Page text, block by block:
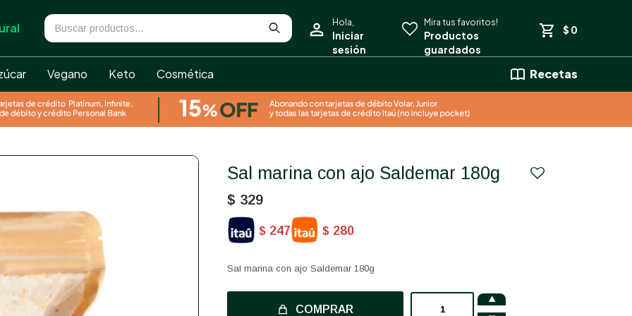
Vegano Keto Cosmética Recetas
$ 0
Sal marina con ajo Saldemar 180g
$ 329
$ 247 $ 280
Sal marina con ajo Saldemar 180g
COMPRAR
